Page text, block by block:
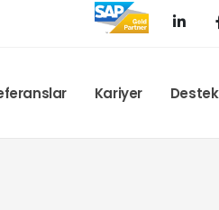
Kariyer Destek